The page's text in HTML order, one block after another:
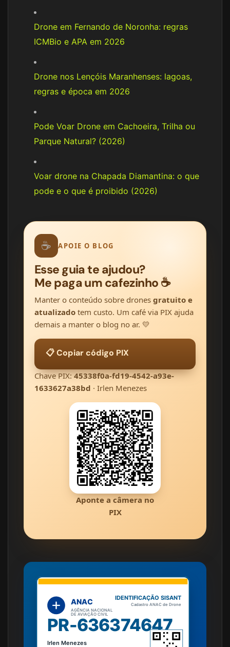
Drone em Fernando de Noronha: regras
ICMBio e APA em 2026
Drone nos Lençóis Maranhenses: lagoas,
regras e época em 2026
Pode Voar Drone em Cachoeira, Trilha ou
Parque Natural? (2026)
Voar drone na Chapada Diamantina: o que
pode e o que é proibido (2026)
☕ APOIE O BLOG
Esse guia te ajudou?
Me paga um cafezinho ☕
Manter o conteúdo sobre drones gratuito e
atualizado tem custo. Um café via PIX ajuda
demais a manter o blog no ar. 💛
📋 Copiar código PIX
Chave PIX:45338f0a-fd19-4542-a93e-
1633627a38bd · Irlen Menezes
Aponte a câmera no
PIX
ANAC
AGÊNCIA NACIONAL
DE AVIAÇÃO CIVIL
IDENTIFICAÇÃO SISANT
Cadastro ANAC de Drone
PR-636374647
Irlen Menezes